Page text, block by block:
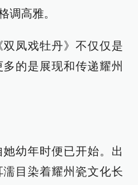
调高雅。
凤戏牡丹》不仅仅是
的是展现和传递耀州
幼年时便已开始。出
目染着耀州瓷文化长